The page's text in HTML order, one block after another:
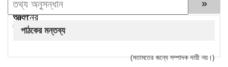
পাঠকের মন্তব্য
(মতামতের জন্যে সম্পাদক দায়ী নয়।)